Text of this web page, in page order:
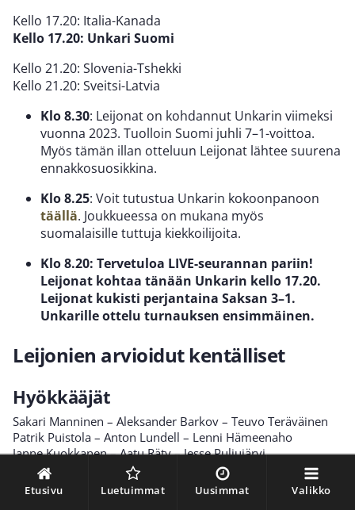
Etusivu Luetuimmat Uusimmat Valikko
Kello 17.20: Italia-Kanada
Kello 17.20: Unkari Suomi
Kello 21.20: Slovenia-Tshekki
Kello 21.20: Sveitsi-Latvia
Klo 8.30: Leijonat on kohdannut Unkarin viimeksi
vuonna 2023. Tuolloin Suomi juhli 7–1-voittoa.
Myös tämän illan otteluun Leijonat lähtee suurena
ennakkosuosikkina.
Klo 8.25: Voit tutustua Unkarin kokoonpanoon
täällä. Joukkueessa on mukana myös
suomalaisille tuttuja kiekkoilijoita.
Klo 8.20: Tervetuloa LIVE-seurannan pariin!
Leijonat kohtaa tänään Unkarin kello 17.20.
Leijonat kukisti perjantaina Saksan 3–1.
Unkarille ottelu turnauksen ensimmäinen.
Leijonien arvioidut kentälliset
Hyökkääjät
Sakari Manninen – Aleksander Barkov – Teuvo Teräväinen
Patrik Puistola – Anton Lundell – Lenni Hämeenaho
Janne Kuokkanen – Aatu Räty – Jesse Puljujärvi
Saku Mäenalanen – Hannes Björninen – Waltteri Merelä